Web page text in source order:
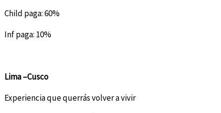
Child paga: 60%
Inf paga: 10%
Lima –Cusco
Experiencia que querrás volver a vivir